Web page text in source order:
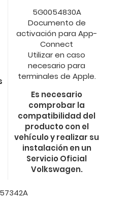
5G0054830A
Documento de
activación para App-
Connect
Utilizar en caso
necesario para
terminales de Apple.
Es necesario
comprobar la
compatibilidad del
producto con el
vehículo y realizar su
instalación en un
Servicio Oficial
Volkswagen.